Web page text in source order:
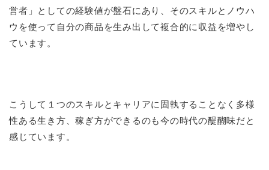
営者」としての経験値が盤石にあり、そのスキルとノウハ
ウを使って自分の商品を生み出して複合的に収益を増やし
ています。
こうして１つのスキルとキャリアに固執することなく多様
性ある生き方、稼ぎ方ができるのも今の時代の醍醐味だと
感じています。